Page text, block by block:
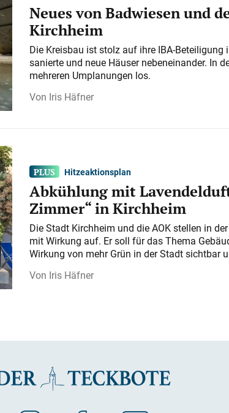
Neues von Badwiesen und
Kirchheim
Die Kreisbau ist stolz auf ihre IBA-Beteiligung
sanierte und neue Häuser nebeneinander. In
mehreren Umplanungen los.
Iris Häfner
Hitzeaktionsplan
Abkühlung mit
Zimmer“ in Kirchheim
Die Stadt Kirchheim und die AOK stellen in
mit Wirkung auf. Er soll für das Thema
Wirkung von mehr Grün in der Stadt sichtbar
Iris Häfner